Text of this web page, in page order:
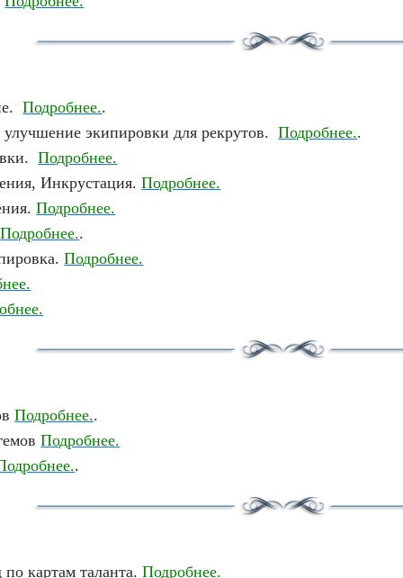
Подробнее..
улучшение экипировки для рекрутов.Подробнее..
Подробнее.
Инкрустация.Подробнее.
Подробнее.
Подробнее..
Подробнее.
Подробнее..
Подробнее.
.
картам таланта.Подробнее.